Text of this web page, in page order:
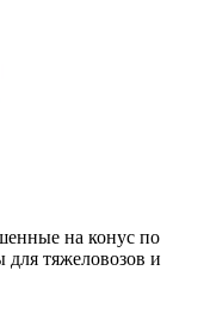
на конус по
тяжеловозов и